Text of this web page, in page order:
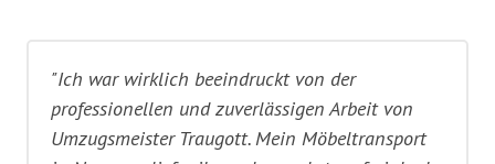
"Ich war wirklich beeindruckt von der
professionellen und zuverlässigen Arbeit von
Umzugsmeister Traugott. Mein Möbeltransport